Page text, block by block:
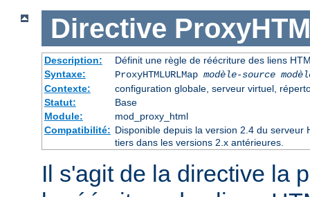
Directive
Description:
Définit une règle de réécriture des liens
Syntaxe:
ProxyHTMLURLMap modèle-source
Contexte:
configuration globale, serveur virtuel,
Statut:
Base
Module:
mod_proxy_html
Compatibilité: Disponible depuis la version 2.4 du serveur
tiers dans les versions 2.x antérieures.
Il s'agit de la directive la